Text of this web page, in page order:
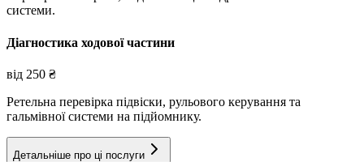
системи.
Діагностика ходової частини
від 250 ₴
Ретельна перевірка підвіски, рульового керування та
гальмівної системи на підйомнику.
Детальніше про ці послуги